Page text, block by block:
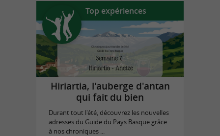
Top expériences
Hiriartia, l'auberge d'antan
qui fait du bien
Durant tout l'été, découvrez les nouvelles
adresses du Guide du Pays Basque grâce
à nos chroniques ...